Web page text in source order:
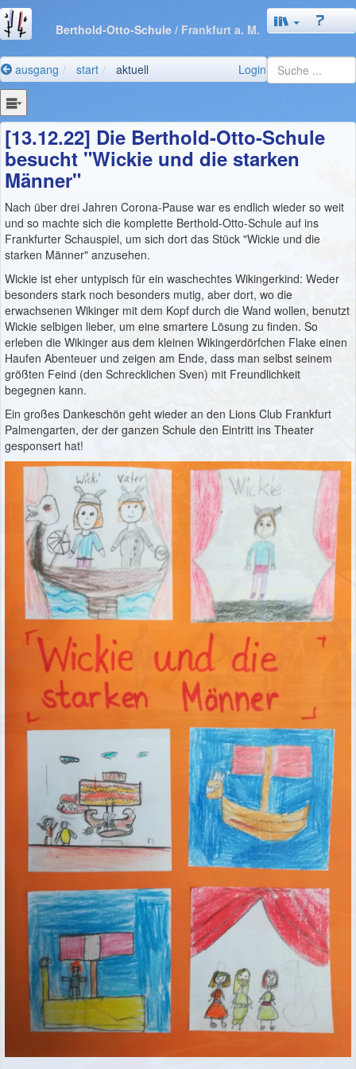
Berthold-Otto-Schule / Frankfurt a. M.
ausgang start aktuell Login
[13.12.22] Die Berthold-Otto-Schule
besucht "Wickie und die starken
Männer"
Nach über drei Jahren Corona-Pause war es endlich wieder so weit
und so machte sich die komplette Berthold-Otto-Schule auf ins
Frankfurter Schauspiel, um sich dort das Stück "Wickie und die
starken Männer" anzusehen.
Wickie ist eher untypisch für ein waschechtes Wikingerkind: Weder
besonders stark noch besonders mutig, aber dort, wo die
erwachsenen Wikinger mit dem Kopf durch die Wand wollen, benutzt
Wickie selbigen lieber, um eine smartere Lösung zu finden. So
erleben die Wikinger aus dem kleinen Wikingerdörfchen Flake einen
Haufen Abenteuer und zeigen am Ende, dass man selbst seinem
größten Feind (den Schrecklichen Sven) mit Freundlichkeit
begegnen kann.
Ein großes Dankeschön geht wieder an den Lions Club Frankfurt
Palmengarten, der der ganzen Schule den Eintritt ins Theater
gesponsert hat!